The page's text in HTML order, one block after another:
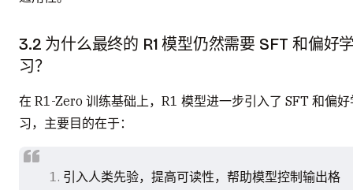
3.2 为什么最终的 R1 模型仍然需要 SFT 和偏好
习？
在 R1-Zero 训练基础上，R1 模型进一步引入了 SFT 和偏好
习，主要目的在于：
引入人类先验，提高可读性，帮助模型控制输出格